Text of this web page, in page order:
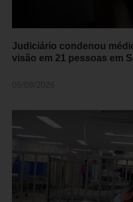
Judiciário condenou
visão em 21 pessoas em